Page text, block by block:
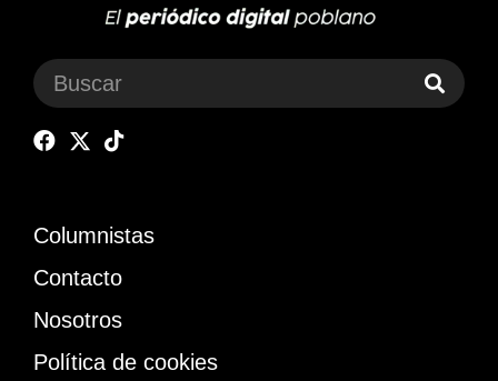
Columnistas
Contacto
Nosotros
Política de cookies